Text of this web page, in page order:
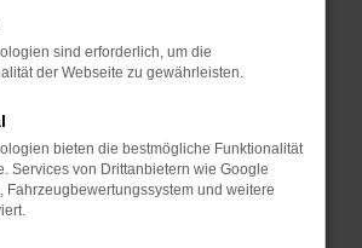
wie Werbeblocker,
Laden bestimmter Seiten
Funktioniert die Seite in einem
Gerät neu.
helfen, vorübergehende
beheben.
sind erforderlich, um die
der Webseite zu gewährleisten.
bieten die bestmögliche Funktionalität
Services von Drittanbietern wie Google
Fahrzeugbewertungssystem und weitere